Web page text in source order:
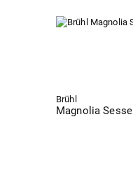
Brühl
Magnolia Sessel